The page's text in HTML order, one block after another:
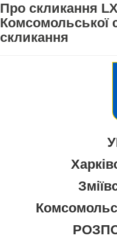
Про скликання
Комсомольської
скликання